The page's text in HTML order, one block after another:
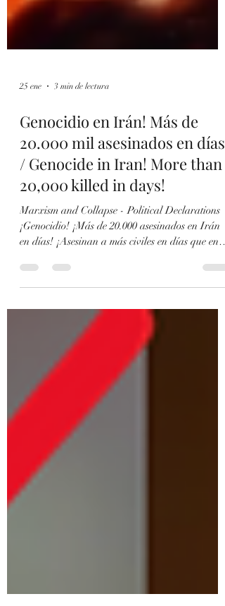
25 ene 3 min de lectura
Genocidio en Irán! Más de
20.000 mil asesinados en días!
/ Genocide in Iran! More than
20,000 killed in days!
Marxism and Collapse - Political Declarations
en días! ¡Asesinan a más civiles en días que en
dos años en Gaza! ¡La República Islámica es la
Responsable! ¡ Khamenei y sus aliados del
llamado "eje de la resistencia" son culpables! ¡
Rusia y China (aliados de este régimen genocida)
son culpables! -Genocidio en Irán (1)
https://www.bloomberg.com/news/articles/2026-
01-22/iran-protest-deaths-seen-rising-with-one-
estimate-topping-20-000